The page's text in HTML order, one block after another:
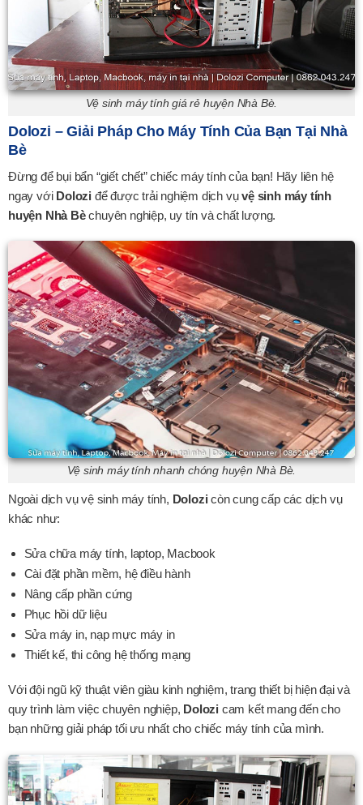
Vệ sinh máy tính giá rẻ huyện Nhà Bè.
Dolozi – Giải Pháp Cho Máy Tính Của Bạn Tại Nhà
Bè
Đừng để bụi bẩn “giết chết” chiếc máy tính của bạn! Hãy liên hệ
ngay với Dolozi để được trải nghiệm dịch vụvệ sinh máy tính
huyện Nhà Bèchuyên nghiệp, uy tín và chất lượng.
Vệ sinh máy tính nhanh chóng huyện Nhà Bè.
Ngoài dịch vụ vệ sinh máy tính, Dolozi còn cung cấp các dịch vụ
khác như:
Sửa chữa máy tính, laptop, Macbook
Cài đặt phần mềm, hệ điều hành
Nâng cấp phần cứng
Phục hồi dữ liệu
Sửa máy in, nạp mực máy in
Thiết kế, thi công hệ thống mạng
Với đội ngũ kỹ thuật viên giàu kinh nghiệm, trang thiết bị hiện đại và
quy trình làm việc chuyên nghiệp, Dolozi cam kết mang đến cho
bạn những giải pháp tối ưu nhất cho chiếc máy tính của mình.